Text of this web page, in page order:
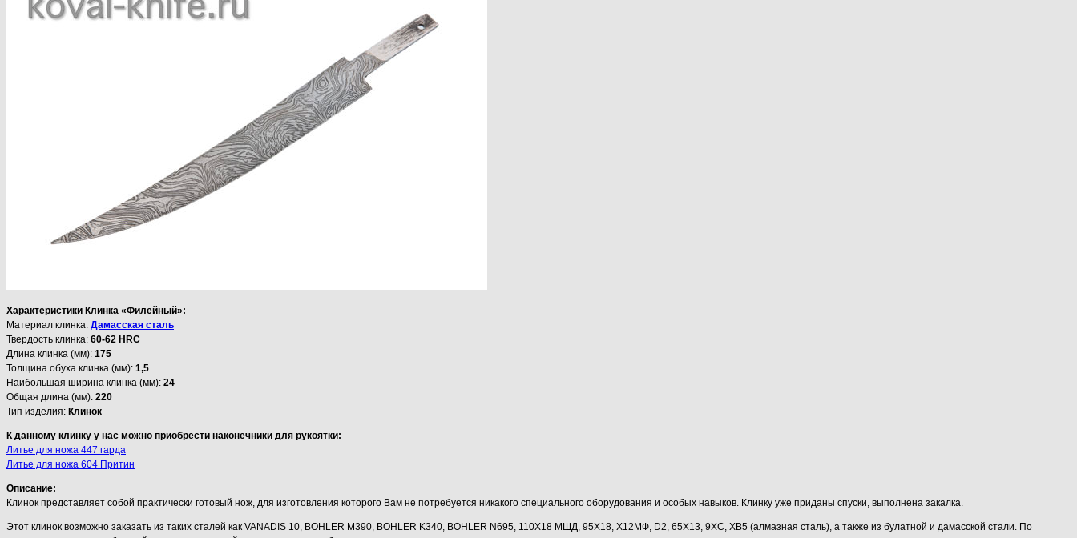
Характеристики Клинка «Филейный»:
Материал клинка: Дамасская сталь
Твердость клинка: 60-62 HRC
Длина клинка (мм): 175
Толщина обуха клинка (мм): 1,5
Наибольшая ширина клинка (мм): 24
Общая длина (мм): 220
Тип изделия: Клинок
К данному клинку у нас можно приобрести наконечники для рукоятки:
Литье для ножа 447 гарда
Литье для ножа 604 Притин
Описание:
Клинок представляет собой практически готовый нож, для изготовления которого Вам не потребуется никакого специального оборудования и особых навыков. Клинку уже приданы спуски, выполнена закалка.
Этот клинок возможно заказать из таких сталей как VANADIS 10, BOHLER M390, BOHLER K340, BOHLER N695, 110Х18 МШД, 95Х18, Х12МФ, D2, 65Х13, 9ХС, ХВ5 (алмазная сталь), а также из булатной и дамасской стали. По